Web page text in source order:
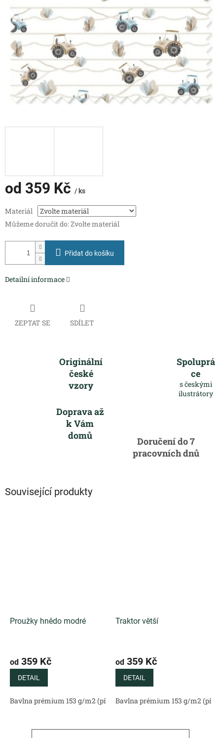
od 359 Kč / ks
cena:
Materiál
Můžeme doručit do:Zvolte materiál
Přidat do košíku
Detailní informace
ZEPTAT SE SDÍLET
Originální
české
vzory
Spoluprá
ce
s českými
ilustrátory
Doprava až
k Vám
domů
Doručení do 7
pracovních dnů
Související produkty
Proužky hnědo modré
od 359 Kč
DETAIL
Bavlna prémium 153 g/m2 (přírodní) Bavlněný satén 130 g/
Traktor větší
od 359 Kč
DETAIL
Bavlna prémium 153 g/m2